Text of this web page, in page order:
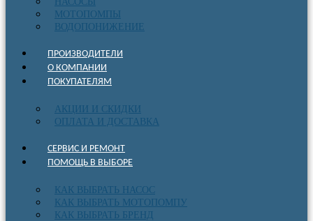
МОТОПОМПЫ
ВОДОПОНИЖЕНИЕ
ПРОИЗВОДИТЕЛИ
О КОМПАНИИ
ПОКУПАТЕЛЯМ
АКЦИИ И СКИДКИ
ОПЛАТА И ДОСТАВКА
СЕРВИС И РЕМОНТ
ПОМОЩЬ В ВЫБОРЕ
КАК ВЫБРАТЬ НАСОС
КАК ВЫБРАТЬ МОТОПОМПУ
КАК ВЫБРАТЬ БРЕНД